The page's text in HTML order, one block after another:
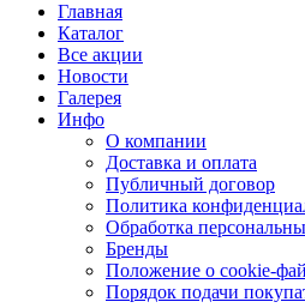
Главная
Каталог
Все акции
Новости
Галерея
Инфо
О компании
Доставка и оплата
Публичный договор
Политика
Обработка
Бренды
Положение о cookie-
Порядок подачи